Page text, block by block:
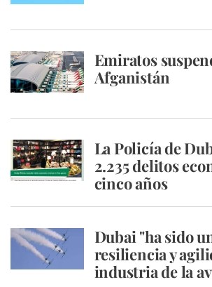
Emiratos
Afganistán
La Policía de
2.235 delitos
cinco años
Dubai "ha sido
resiliencia y
industria de la